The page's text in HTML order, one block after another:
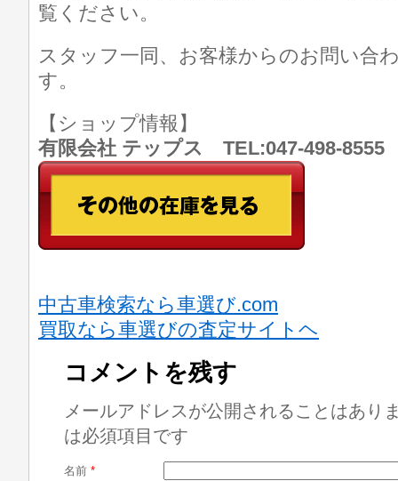
覧ください。
スタッフ一同、お客様からのお問い合
す。
【ショップ情報】
有限会社 テップス TEL:047-498-8555
中古車検索なら車選び.com
買取なら車選びの査定サイトヘ
コメントを残す
メールアドレスが公開されることはあり
は必須項目です
名前 *